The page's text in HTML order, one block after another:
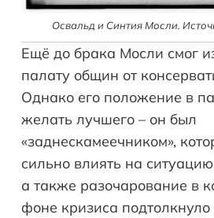
Освальд и Синтия Мосли.
Ещё до брака Мосли смог
палату общин от
Однако его положение в
желать лучшего – он был
«заднескамеечником»,
сильно влиять на
а также разочарование в
фоне кризиса